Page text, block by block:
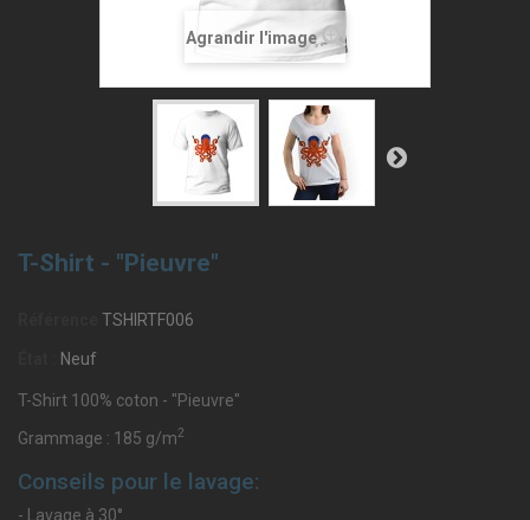
Agrandir l'image
T-Shirt - "Pieuvre"
TSHIRTF006
Neuf
T-Shirt 100% coton - "Pieuvre"
Grammage : 185 g/m2
Conseils pour le lavage:
- Lavage à 30°